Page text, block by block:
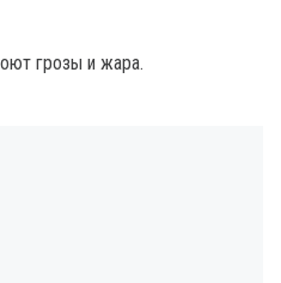
грозы и жара.